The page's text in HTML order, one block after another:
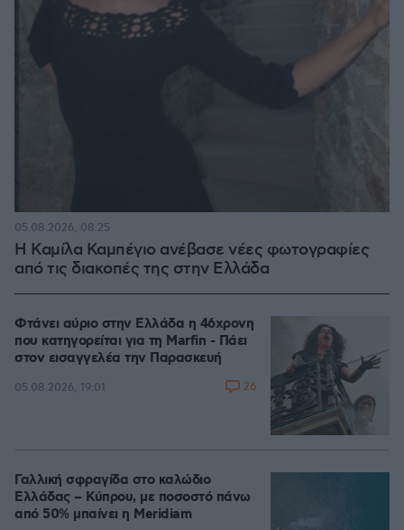
Η Καμίλα Καμπέγιο ανέβασε νέες φωτογραφίες
από τις διακοπές της στην Ελλάδα
05.08.2026, 08:25
Φτάνει αύριο στην Ελλάδα η 46χρονη
που κατηγορείται για τη Marfin - Πάει
στον εισαγγελέα την Παρασκευή
05.08.2026, 19:01 26
Γαλλική σφραγίδα στο καλώδιο
Ελλάδας – Κύπρου, με ποσοστό πάνω
από 50% μπαίνει η Meridiam